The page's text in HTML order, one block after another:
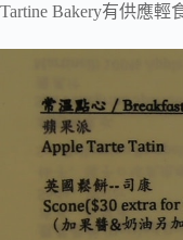
Tartine Bakery有供應輕